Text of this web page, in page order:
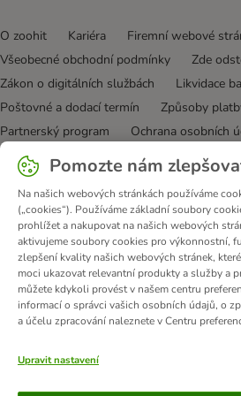
O zoohit Kariéra Firemní webové
Všeobecné obchodní podmínky
Zde
Zákon o digitálních službách
Likvidace
Poštovné a dodací termín
Způsoby
Partnerský program
Ochrana osobních
Ochrana osobních údajů
Prohlášení o
© zooplus SE 2026
Pomozte nám
Na našich webových stránkách používáme
(„cookies“). Používáme základní soubory
prohlížet a nakupovat na našich webových
aktivujeme soubory cookies pro výkonnostní,
zlepšení kvality našich webových stránek,
moci ukazovat relevantní produkty a služby a
můžete kdykoli provést v našem centru
informací o správci vašich osobních údajů, o
a účelu zpracování naleznete v Centru
Upravit nastavení